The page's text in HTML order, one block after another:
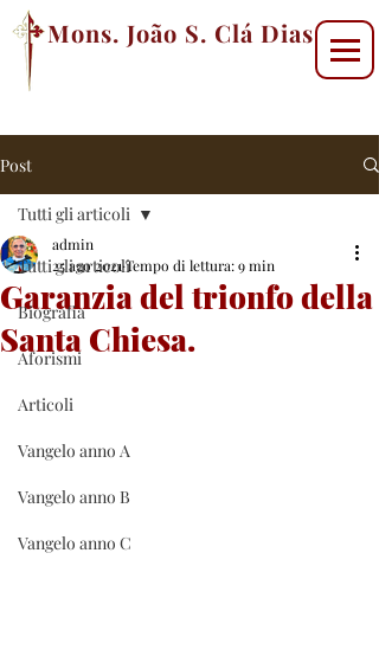
Mons. João S. Clá Dias
Post
Tutti gli articoli
Biografia
Aforismi
Articoli
Vangelo anno A
Vangelo anno B
Vangelo anno C
Tutti gli articoli
Garanzia del trionfo della
Santa Chiesa.
admin
25 ago 2021Tempo di lettura: 9 min